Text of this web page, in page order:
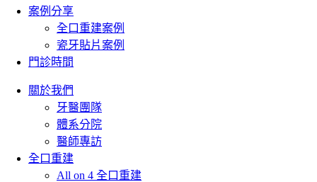
案例分享
全口重建案例
瓷牙貼片案例
門診時間
關於我們
牙醫團隊
體系分院
醫師專訪
全口重建
All on 4 全口重建